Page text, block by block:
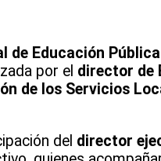
de Educación
por el director de
de los Servicios
del director